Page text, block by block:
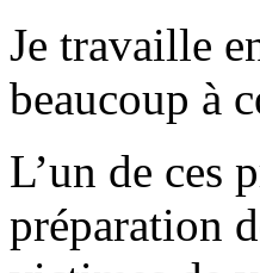
Je travaille
beaucoup à
L’un de ces
préparation